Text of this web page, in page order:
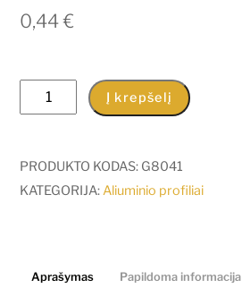
0,44€
produkto
kiekis:
juostos
profilio
su
Į krepšelį
PRODUKTO KODAS: G8041
KATEGORIJA:Aliuminio profiliai
Aprašymas Papildoma informacija